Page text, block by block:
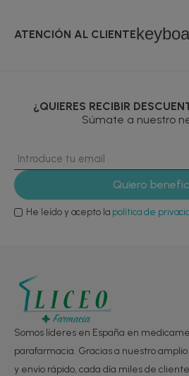
ATENCIÓN AL CLIENTE
¿QUIERES RECIBIR
Súmate a nuestro
He leído y acepto la política de
Somos líderes en España en
parafarmacia. Gracias a nuestro
y envío rápido, cada día miles de